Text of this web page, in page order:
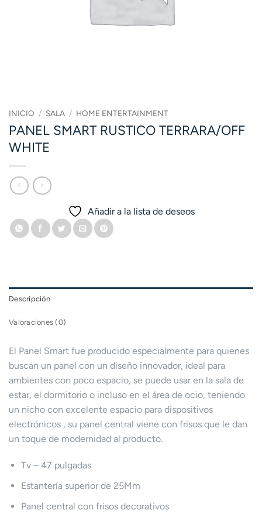
INICIO / SALA / HOME ENTERTAINMENT
PANEL SMART RUSTICO TERRARA/OFF
WHITE
Añadir a la lista de deseos
Descripción
Valoraciones (0)
El Panel Smart fue producido especialmente para quienes
buscan un panel con un diseño innovador, ideal para
ambientes con poco espacio, se puede usar en la sala de
estar, el dormitorio o incluso en el área de ocio, teniendo
un nicho con excelente espacio para dispositivos
electrónicos , su panel central viene con frisos que le dan
un toque de modernidad al producto.
Tv – 47 pulgadas
Estantería superior de 25Mm
Panel central con frisos decorativos